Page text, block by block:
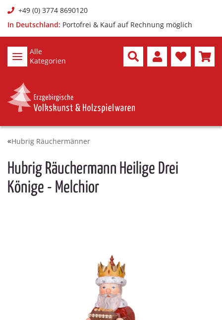
+49 (0) 3774 8690120
In Deutschland: Portofrei & Kauf auf Rechnung möglich
Alle
Kategorien
Hubrig Räuchermänner
Hubrig Räuchermann Heilige Drei
Könige - Melchior